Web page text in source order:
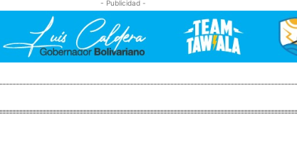
- Publicidad -